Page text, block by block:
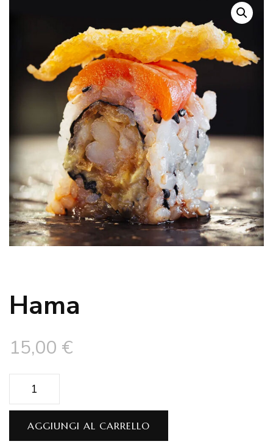
Hama
15,00 €
Hama
quantità
AGGIUNGI AL CARRELLO